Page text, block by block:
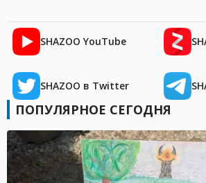
SHAZOO YouTube
SHAZOO в Twitter
ПОПУЛЯРНОЕ СЕГОДНЯ